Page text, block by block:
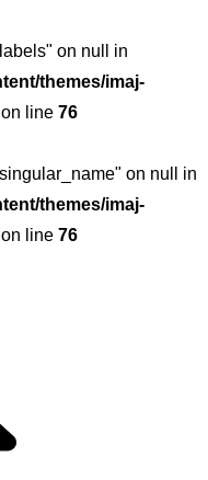
on null in
themes/imaj-
on line 76
on null in
themes/imaj-
on line 76